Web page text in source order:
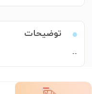
توضیحات
--